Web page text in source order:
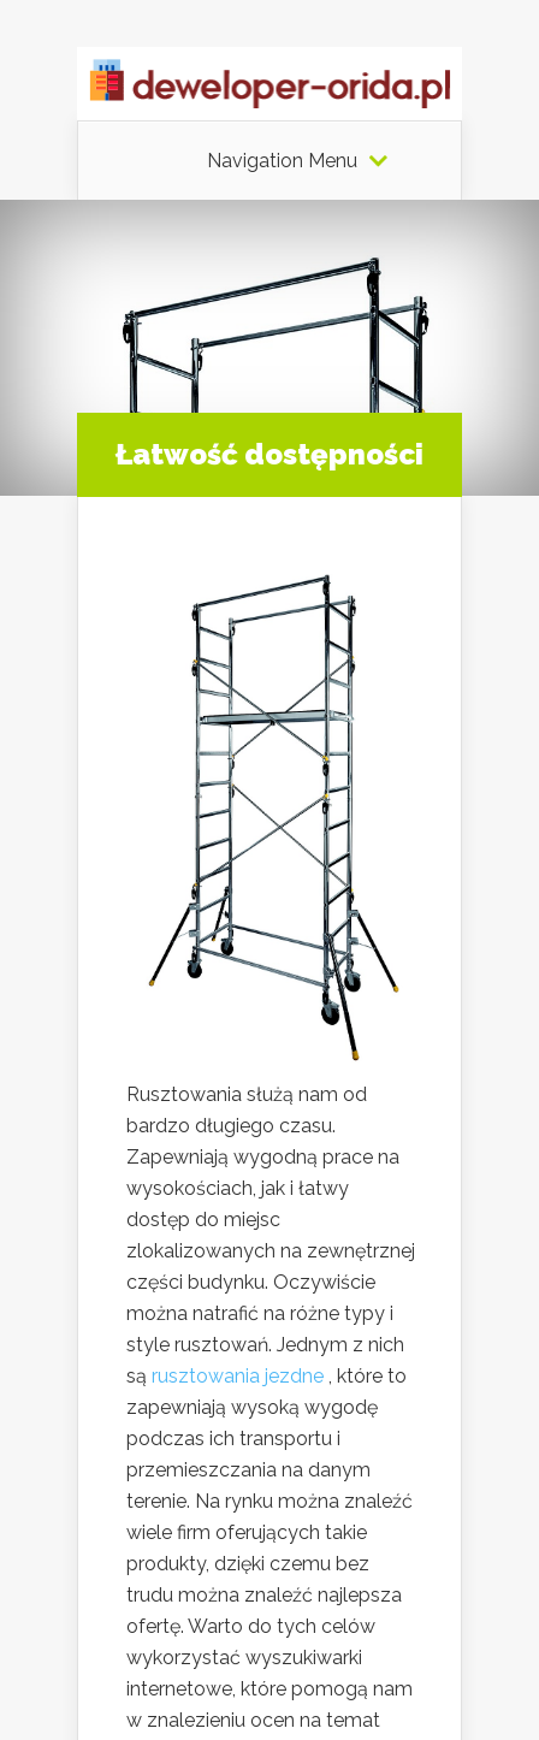
Navigation Menu
Łatwość dostępności
Rusztowania służą nam od
bardzo długiego czasu.
Zapewniają wygodną prace na
wysokościach, jak i łatwy
dostęp do miejsc
zlokalizowanych na zewnętrznej
części budynku. Oczywiście
można natrafić na różne typy i
style rusztowań. Jednym z nich
są rusztowania jezdne , które to
zapewniają wysoką wygodę
podczas ich transportu i
przemieszczania na danym
terenie. Na rynku można znaleźć
wiele firm oferujących takie
produkty, dzięki czemu bez
trudu można znaleźć najlepsza
ofertę. Warto do tych celów
wykorzystać wyszukiwarki
internetowe, które pomogą nam
w znalezieniu ocen na temat